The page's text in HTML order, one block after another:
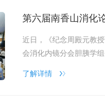
第六届南香山消化
近日，《纪念周殿元教
会消化内镜分会胆胰学
了解详情